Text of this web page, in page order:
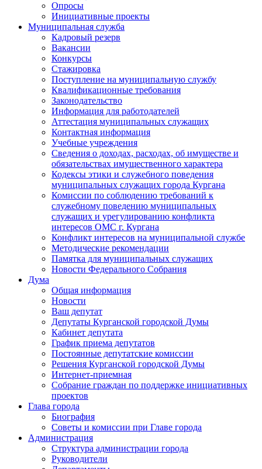
Опросы
Инициативные проекты
Муниципальная служба
Кадровый резерв
Вакансии
Конкурсы
Стажировка
Поступление на муниципальную службу
Квалификационные требования
Законодательство
Информация для работодателей
Аттестация муниципальных служащих
Контактная информация
Учебные учреждения
Сведения о доходах, расходах, об имуществе и
обязательствах имущественного характера
Кодексы этики и служебного поведения
муниципальных служащих города Кургана
Комиссии по соблюдению требований к
служебному поведению муниципальных
служащих и урегулированию конфликта
интересов ОМС г. Кургана
Конфликт интересов на муниципальной службе
Методические рекомендации
Памятка для муниципальных служащих
Новости Федерального Cобрания
Дума
Общая информация
Новости
Ваш депутат
Депутаты Курганской городской Думы
Кабинет депутата
График приема депутатов
Постоянные депутатские комиссии
Решения Курганской городской Думы
Интернет-приемная
Собрание граждан по поддержке инициативных
проектов
Глава города
Биография
Советы и комиссии при Главе города
Администрация
Структура администрации города
Руководители